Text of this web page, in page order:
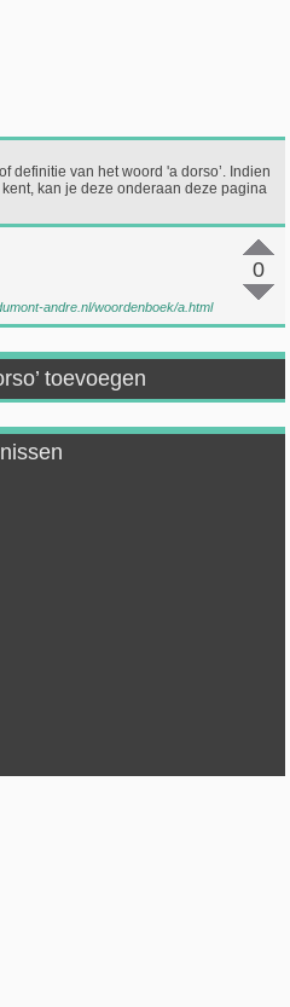
definitie van het woord 'a dorso’. Indien
kan je deze onderaan deze pagina
0
andre.nl/woordenboek/a.html
toevoegen